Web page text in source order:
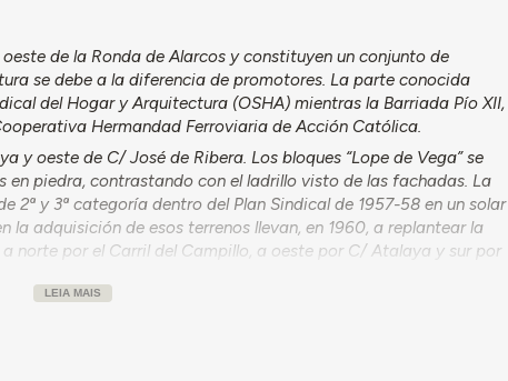
de la Ronda de Alarcos y constituyen un conjunto de
se debe a la diferencia de promotores. La parte conocida
del Hogar y Arquitectura (OSHA) mientras la Barriada Pío XII,
Hermandad Ferroviaria de Acción Católica.
y oeste de C/ José de Ribera. Los bloques “Lope de Vega” se
piedra, contrastando con el ladrillo visto de las fachadas. La
2ª y 3ª categoría dentro del Plan Sindical de 1957-58 en un solar
la adquisición de esos terrenos llevan, en 1960, a replantear la
norte por el Carril del Campillo, a oeste por C/ Atalaya y sur por
y Jesús García del Castillo dirige las obras, que se
preparan reparaciones extraordinarias para dotar cada bloque de
LEIA MAIS